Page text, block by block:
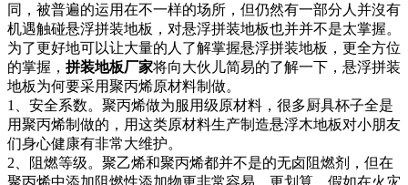
同，被普遍的运用在不一样的场所，但仍然有一部分人并沒有
机遇触碰悬浮拼装地板，对悬浮拼装地板也并并不是太掌握。
为了更好地可以让大量的人了解掌握悬浮拼装地板，更全方位
的掌握， 拼装地板厂家将向大伙儿简易的了解一下，悬浮拼装
地板为何要采用聚丙烯原材料制做。
1、安全系数。聚丙烯做为服用级原材料，很多厨具杯子全是
用聚丙烯制做的，用这类原材料生产制造悬浮木地板对小朋友
们身心健康有非常大维护。
2、阻燃等级。聚乙烯和聚丙烯都并不是的无卤阻燃剂，但在
聚丙烯中添加阻燃性添加物更非常容易、更划算。假如在火灾